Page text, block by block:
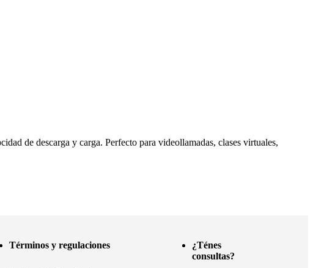
de descarga y carga. Perfecto para videollamadas, clases virtuales,
Términos y regulaciones
¿Ténes
consultas?